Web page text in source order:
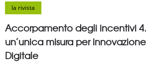
la rivista
Accorpamento degli incentivi
un’unica misura per
Digitale